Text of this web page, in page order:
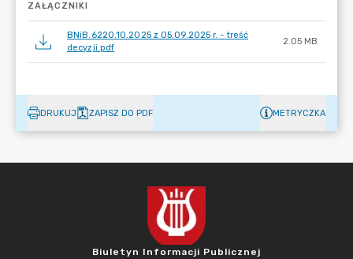
ZAŁĄCZNIKI
BNiB.6220.10.2025 z 05.09.2025 r. - treść
decyzji.pdf
2.05 MB
DRUKUJ ZAPISZ DO PDF METRYCZKA
Biuletyn Informacji Publicznej